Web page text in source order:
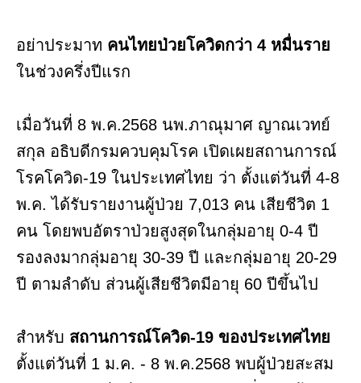
อย่าประมาท คนไทยป่วยโควิดกว่า 4 หมื่นราย
ในช่วงครึ่งปีแรก
เมื่อวันที่ 8 พ.ค.2568 นพ.ภาณุมาศ ญาณเวทย์
สกุล อธิบดีกรมควบคุมโรค เปิดเผยสถานการณ์
โรคโควิด-19 ในประเทศไทย ว่า ตั้งแต่วันที่ 4-8
พ.ค. ได้รับรายงานผู้ป่วย 7,013 คน เสียชีวิต 1
คน โดยพบอัตราป่วยสูงสุดในกลุ่มอายุ 0-4 ปี
รองลงมากลุ่มอายุ 30-39 ปี และกลุ่มอายุ 20-29
ปี ตามลำดับ ส่วนผู้เสียชีวิตมีอายุ 60 ปีขึ้นไป
สำหรับ สถานการณ์โควิด-19 ของประเทศไทย
ตั้งแต่วันที่ 1 ม.ค. - 8 พ.ค.2568 พบผู้ป่วยสะสม